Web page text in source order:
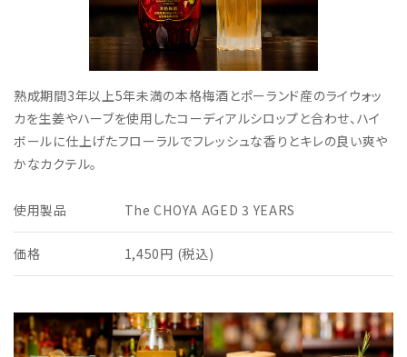
熟成期間3年以上5年未満の本格梅酒とポーランド産のライウォッ
カを生姜やハーブを使用したコーディアルシロップと合わせ、ハイ
ボールに仕上げたフローラルでフレッシュな香りとキレの良い爽や
かなカクテル。
使用製品 The CHOYA AGED 3 YEARS
価格 1,450円 (税込)